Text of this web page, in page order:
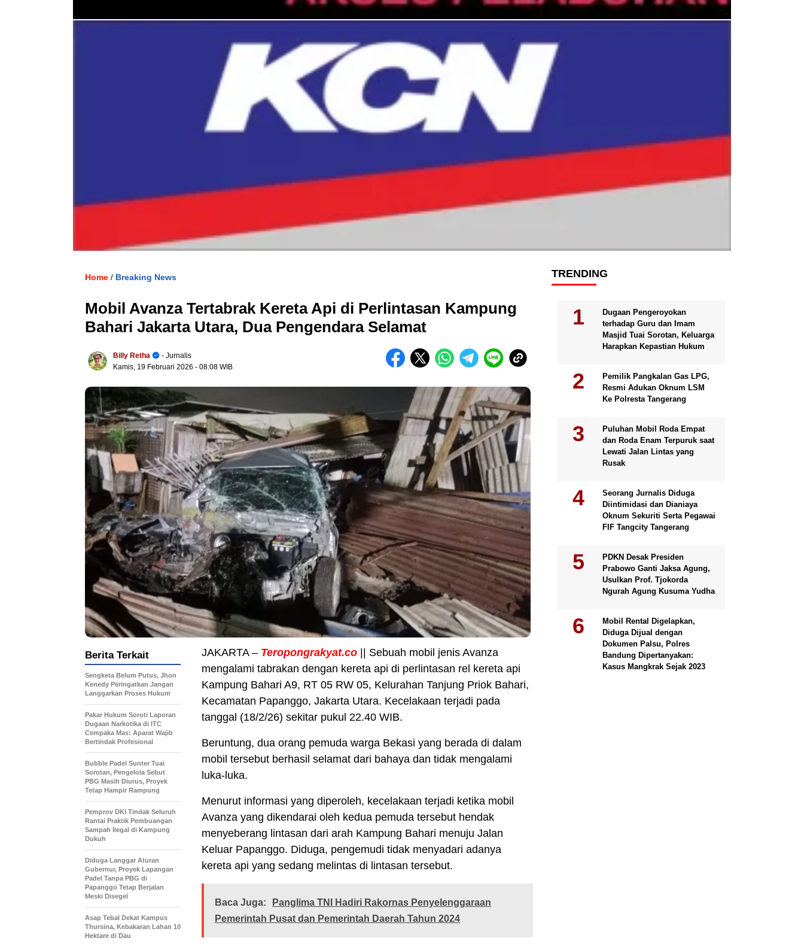
Home / Breaking News
Mobil Avanza Tertabrak Kereta Api di Perlintasan Kampung
Bahari Jakarta Utara, Dua Pengendara Selamat
Billy Retha
- Jurnalis
Kamis, 19 Februari 2026 - 08:08 WIB
JAKARTA – Teropongrakyat.co || Sebuah mobil jenis Avanza
mengalami tabrakan dengan kereta api di perlintasan rel kereta api
Kampung Bahari A9, RT 05 RW 05, Kelurahan Tanjung Priok Bahari,
Kecamatan Papanggo, Jakarta Utara. Kecelakaan terjadi pada
tanggal (18/2/26) sekitar pukul 22.40 WIB.
Beruntung, dua orang pemuda warga Bekasi yang berada di dalam
mobil tersebut berhasil selamat dari bahaya dan tidak mengalami
luka-luka.
Menurut informasi yang diperoleh, kecelakaan terjadi ketika mobil
Avanza yang dikendarai oleh kedua pemuda tersebut hendak
menyeberang lintasan dari arah Kampung Bahari menuju Jalan
Keluar Papanggo. Diduga, pengemudi tidak menyadari adanya
kereta api yang sedang melintas di lintasan tersebut.
Baca Juga:
Panglima TNI Hadiri Rakornas Penyelenggaraan
Pemerintah Pusat dan Pemerintah Daerah Tahun 2024
Berita Terkait
Sengketa Belum Putus, Jhon
Kenedy Peringatkan Jangan
Langgarkan Proses Hukum
Pakar Hukum Soroti Laporan
Dugaan Narkotika di ITC
Cempaka Mas: Aparat Wajib
Bertindak Profesional
Bubble Padel Sunter Tuai
Sorotan, Pengelola Sebut
PBG Masih Diurus, Proyek
Tetap Hampir Rampung
Pemprov DKI Tindak Seluruh
Rantai Praktik Pembuangan
Sampah Ilegal di Kampung
Dukuh
Diduga Langgar Aturan
Gubernur, Proyek Lapangan
Padel Tanpa PBG di
Papanggo Tetap Berjalan
Meski Disegel
Asap Tebal Dekat Kampus
Thursina, Kebakaran Lahan 10
Hektare di Dau
TRENDING
Dugaan Pengeroyokan
terhadap Guru dan Imam
Masjid Tuai Sorotan, Keluarga
Harapkan Kepastian Hukum
Pemilik Pangkalan Gas LPG,
Resmi Adukan Oknum LSM
Ke Polresta Tangerang
Puluhan Mobil Roda Empat
dan Roda Enam Terpuruk saat
Lewati Jalan Lintas yang
Rusak
Seorang Jurnalis Diduga
Diintimidasi dan Dianiaya
Oknum Sekuriti Serta Pegawai
FIF Tangcity Tangerang
PDKN Desak Presiden
Prabowo Ganti Jaksa Agung,
Usulkan Prof. Tjokorda
Ngurah Agung Kusuma Yudha
Mobil Rental Digelapkan,
Diduga Dijual dengan
Dokumen Palsu, Polres
Bandung Dipertanyakan:
Kasus Mangkrak Sejak 2023